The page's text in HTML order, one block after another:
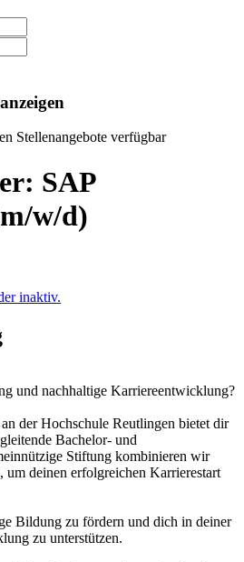
Stellenangebote verfügbar
SAP
w/d)
inaktiv.
und nachhaltige Karriereentwicklung?
der Hochschule Reutlingen bietet dir
Bachelor- und
Stiftung kombinieren wir
um deinen erfolgreichen Karrierestart
Bildung zu fördern und dich in deiner
zu unterstützen.